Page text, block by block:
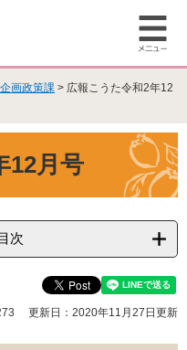
メ
ー
企画政策課 > 広報こうた令和2年12
12月号
次
更新日：2020年11月27日更新